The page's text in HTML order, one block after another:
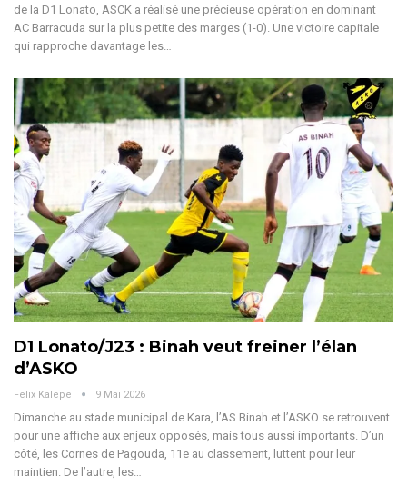
de la D1 Lonato, ASCK a réalisé une précieuse opération en dominant
AC Barracuda sur la plus petite des marges (1-0). Une victoire capitale
qui rapproche davantage les…
D1 Lonato/J23 : Binah veut freiner l’élan
d’ASKO
Felix Kalepe 9 Mai 2026
Dimanche au stade municipal de Kara, l’AS Binah et l’ASKO se retrouvent
pour une affiche aux enjeux opposés, mais tous aussi importants. D’un
côté, les Cornes de Pagouda, 11e au classement, luttent pour leur
maintien. De l’autre, les